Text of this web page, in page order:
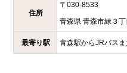
住所
〒 030-8533
青森県 青森市緑３丁
最寄り駅 青森駅からJRバス